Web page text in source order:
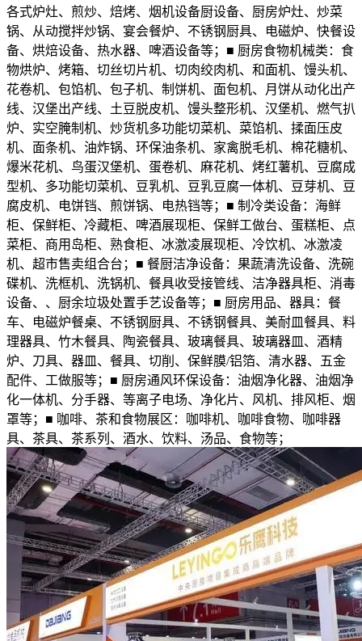
各式炉灶、煎炒、焙烤、烟机设备厨设备、厨房炉灶、炒菜
锅、从动搅拌炒锅、宴会餐炉、不锈钢厨具、电磁炉、快餐设
备、烘焙设备、热水器、啤酒设备等；■ 厨房食物机械类：食
物烘炉、烤箱、切丝切片机、切肉绞肉机、和面机、馒头机、
花卷机、包馅机、包子机、制饼机、面包机、月饼从动化出产
线、汉堡出产线、土豆脱皮机、馒头整形机、汉堡机、燃气扒
炉、实空腌制机、炒货机多功能切菜机、菜馅机、揉面压皮
机、面条机、油炸锅、环保油条机、家禽脱毛机、棉花糖机、
爆米花机、鸟蛋汉堡机、蛋卷机、麻花机、烤红薯机、豆腐成
型机、多功能切菜机、豆乳机、豆乳豆腐一体机、豆芽机、豆
腐皮机、电饼铛、煎饼锅、电热铛等；■ 制冷类设备：海鲜
柜、保鲜柜、冷藏柜、啤酒展现柜、保鲜工做台、蛋糕柜、点
菜柜、商用岛柜、熟食柜、冰激凌展现柜、冷饮机、冰激凌
机、超市售卖组合台；■ 餐厨洁净设备：果蔬清洗设备、洗碗
碟机、洗框机、洗锅机、餐具收受接管线、洁净器具柜、消毒
设备、、厨余垃圾处置手艺设备等；■ 厨房用品、器具：餐
车、电磁炉餐桌、不锈钢厨具、不锈钢餐具、美耐皿餐具、料
理器具、竹木餐具、陶瓷餐具、玻璃餐具、玻璃器皿、酒精
炉、刀具、器皿、餐具、切削、保鲜膜/铝箔、清水器、五金
配件、工做服等；■ 厨房通风环保设备：油烟净化器、油烟净
化一体机、分手器、等离子电场、净化片、风机、排风柜、烟
罩等；■ 咖啡、茶和食物展区：咖啡机、咖啡食物、咖啡器
具、茶具、茶系列、酒水、饮料、汤品、食物等；